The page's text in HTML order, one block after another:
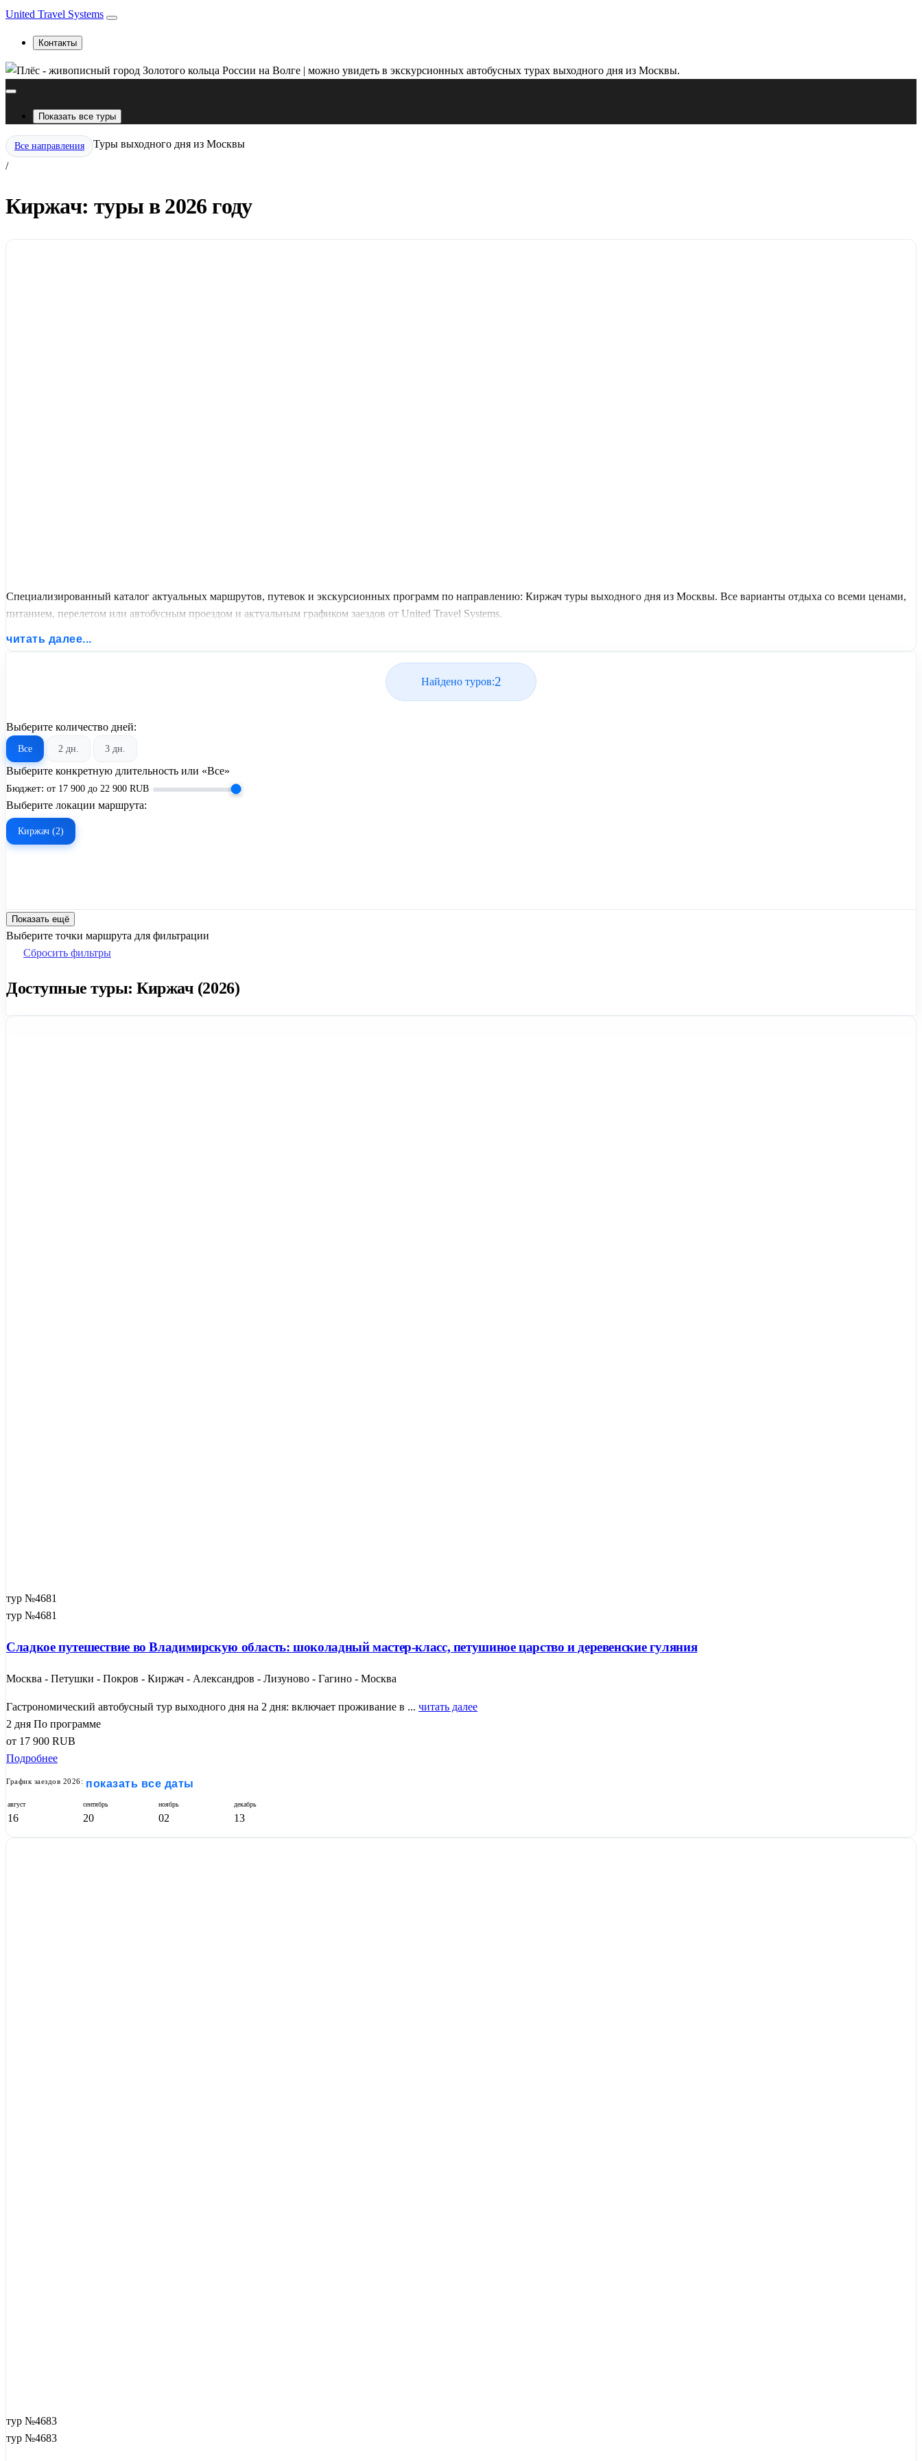
United Travel Systems
Контакты
Показать все туры
Все направления
/
Туры выходного дня из Москвы
Киржач: туры в 2026 году
Специализированный каталог актуальных маршрутов, путевок и экскурсионных программ по направлению: Киржач туры выходного дня из Москвы. Все варианты отдыха со всеми ценами,
питанием, перелетом или автобусным проездом и актуальным графиком заездов от United Travel Systems.
читать далее...
Найдено туров:2
Выберите количество дней:
Все 2 дн. 3 дн.
Выберите конкретную длительность или «Все»
Бюджет: от 17 900 до 22 900 RUB
Выберите локации маршрута:
Киржач (2)
Показать ещё
Выберите точки маршрута для фильтрации
Сбросить фильтры
Доступные туры: Киржач (2026)
тур №4681
тур №4681
Сладкое путешествие во Владимирскую область: шоколадный мастер-класс, петушиное царство и деревенские гуляния
Москва - Петушки - Покров - Киржач - Александров - Лизуново - Гагино - Москва
Гастрономический автобусный тур выходного дня на 2 дня: включает проживание в ... читать далее
2 дня По программе
от 17 900 RUB
Подробнее
График заездов 2026: показать все даты
август
16
сентябрь
20
ноябрь
02
декабрь
13
тур №4683
тур №4683